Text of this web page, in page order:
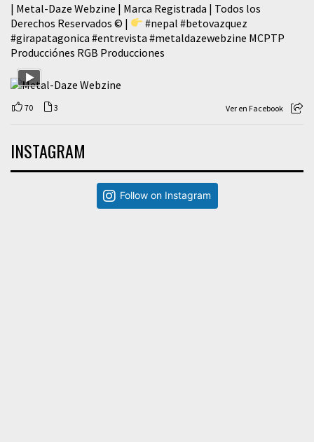
| Metal-Daze Webzine | Marca Registrada | Todos los
Derechos Reservados © |
#nepal #betovazquez
#girapatagonica #entrevista #metaldazewebzine MCPTP
Producciónes RGB Producciones
70 3 Ver en Facebook
INSTAGRAM
Follow on Instagram